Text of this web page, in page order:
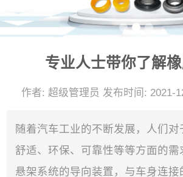
专业人士带你了解
作者: 超级管理员 发布时间: 2021-
随着汽车工业的不断发展，人们对
舒适、环保、可靠性等等方面的需
悬架系统的导向装置，与车身连接